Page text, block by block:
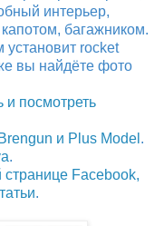
интерьер,
багажником.
rocket
вы найдёте фото
и посмотреть
и Plus Model .
.
странице Facebook,
.